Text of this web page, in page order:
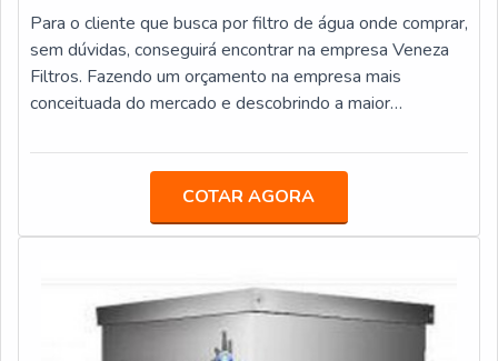
Para o cliente que busca por filtro de água onde comprar,
sem dúvidas, conseguirá encontrar na empresa Veneza
Filtros. Fazendo um orçamento na empresa mais
conceituada do mercado e descobrindo a maior
tema é filtro de água onde comprar, com a Veneza
Filtros o cliente poderá encontrar precisão com
assessoria técnica especializada.OUTRAS
INFORMAÇÕES SOBRE FILTRO DE ÁGUA ONDE
produzir um estrutura para os parceiros com escritório de
alta qualidade onde são realizadas as atividades e
biblioteca técnica de apoio, tudo para oferecer filtro de
COTAR AGORA